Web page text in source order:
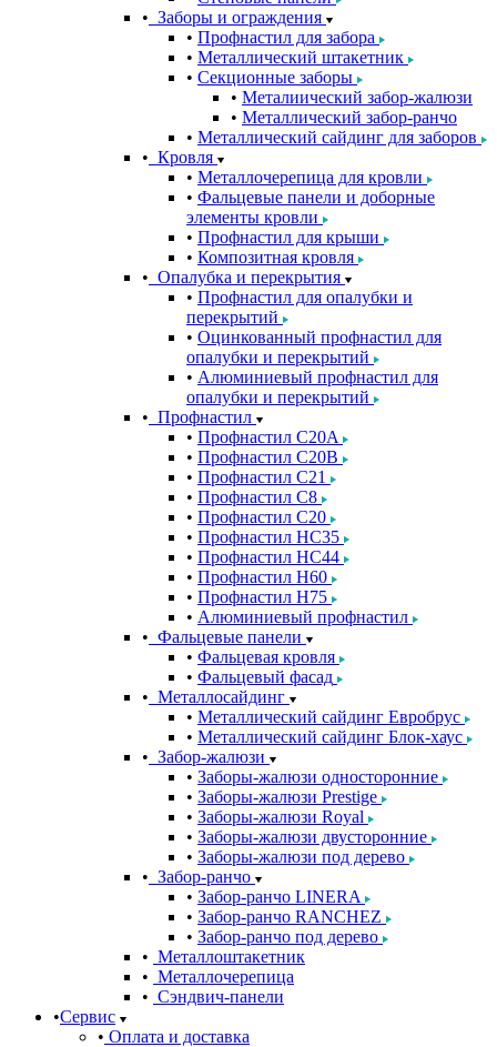
Заборы и ограждения
Профнастил для забора
Металлический штакетник
Секционные заборы
Металиический забор-жалюзи
Металлический забор-ранчо
Металлический сайдинг для заборов
Кровля
Металлочерепица для кровли
Фальцевые панели и доборные
элементы кровли
Профнастил для крыши
Композитная кровля
Опалубка и перекрытия
Профнастил для опалубки и
перекрытий
Оцинкованный профнастил для
опалубки и перекрытий
Алюминиевый профнастил для
опалубки и перекрытий
Профнастил
Профнастил С20A
Профнастил С20B
Профнастил С21
Профнастил С8
Профнастил С20
Профнастил НС35
Профнастил НС44
Профнастил Н60
Профнастил Н75
Алюминиевый профнастил
Фальцевые панели
Фальцевая кровля
Фальцевый фасад
Металлосайдинг
Металлический сайдинг Евробрус
Металлический сайдинг Блок-хаус
Забор-жалюзи
Заборы-жалюзи односторонние
Заборы-жалюзи Prestige
Заборы-жалюзи Royal
Заборы-жалюзи двусторонние
Заборы-жалюзи под дерево
Забор-ранчо
Забор-ранчо LINERA
Забор-ранчо RANCHEZ
Забор-ранчо под дерево
Металлоштакетник
Металлочерепица
Сэндвич-панели
Сервис
Оплата и доставка